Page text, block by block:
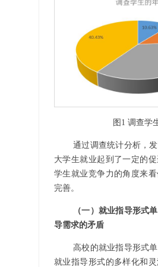
图1 调查学
通过调查统计分析，
大学生就业起到了一定的
学生就业竞争力的角度来
完善。
（一）就业指导形式
导需求的矛盾
高校的就业指导形式
就业指导形式的多样化和